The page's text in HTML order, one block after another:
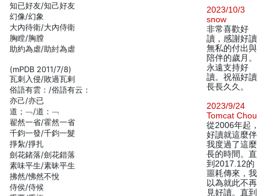
知已好友/知己好友
幻像/幻象
大內待衛/大內侍衛
胸瞠/胸膛
助約為虐/助紂為虐
(mPDB 2011/7/8)
瓦刺入侵/敗過瓦剌
俗語有雲：/俗語有云：
亦己/亦已
道；﹁/道：﹁
翟然一省/霍然一省
千鈞一發/千鈞一髮
掙紮/掙扎
劍花鍺落/劍花錯落
素味平生/素昧平生
拂然/怫然不悅
侍侯/侍候
2023/10/3
snow
非常喜歡好
讀，感謝好讀
無私的付出與
陪伴的歲月。
永遠支持好
讀。祝福好讀
長長久久。
2023/9/24
Tomcat Chou
從2006年起，
好讀就這麼伴
我度過了這麼
長的時間。直
到2017.12的
噩耗傳來，我
以為就此不再
見好讀。直到